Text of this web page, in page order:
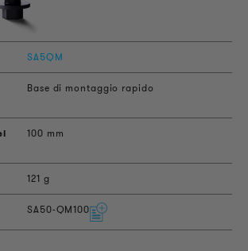
SA5QM
Base di montaggio rapido
100 mm
121 g
SA50-QM100